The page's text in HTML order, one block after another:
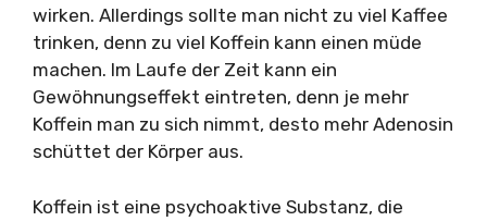
wirken. Allerdings sollte man nicht zu viel Kaffee
trinken, denn zu viel Koffein kann einen müde
machen. Im Laufe der Zeit kann ein
Gewöhnungseffekt eintreten, denn je mehr
Koffein man zu sich nimmt, desto mehr Adenosin
schüttet der Körper aus.
Koffein ist eine psychoaktive Substanz, die